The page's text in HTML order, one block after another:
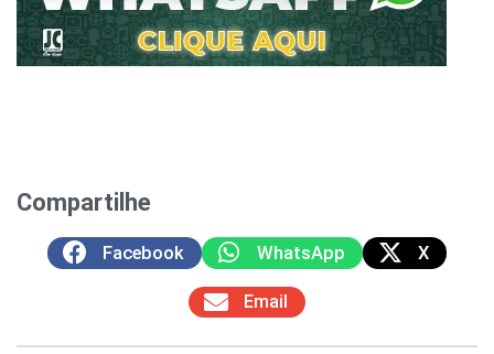
Compartilhe
Facebook WhatsApp X
Email